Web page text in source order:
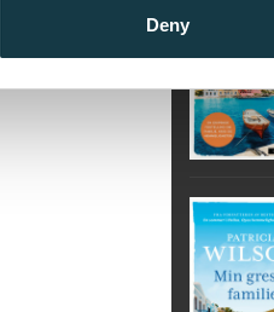
Deny